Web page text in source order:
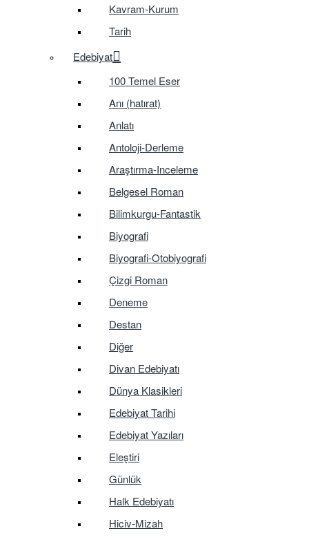
Kavram-Kurum
Tarih
Edebiyat
100 Temel Eser
Anı (hatırat)
Anlatı
Antoloji-Derleme
Araştırma-Inceleme
Belgesel Roman
Bilimkurgu-Fantastik
Biyografi
Biyografi-Otobiyografi
Çizgi Roman
Deneme
Destan
Diğer
Divan Edebiyatı
Dünya Klasikleri
Edebiyat Tarihi
Edebiyat Yazıları
Eleştiri
Günlük
Halk Edebiyatı
Hiciv-Mizah